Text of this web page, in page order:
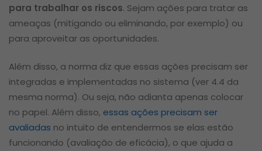
para trabalhar os riscos. Sejam ações para tratar as
ameaças (mitigando ou eliminando, por exemplo) ou
para aproveitar as oportunidades.
Além disso, a norma diz que essas ações precisam ser
integradas e implementadas no sistema (ver 4.4 da
mesma norma). Ou seja, não adianta apenas colocar
no papel. Além disso, essas ações precisam ser
avaliadas no intuito de entendermos se elas estão
funcionando (avaliação de eficácia), o que ajuda a